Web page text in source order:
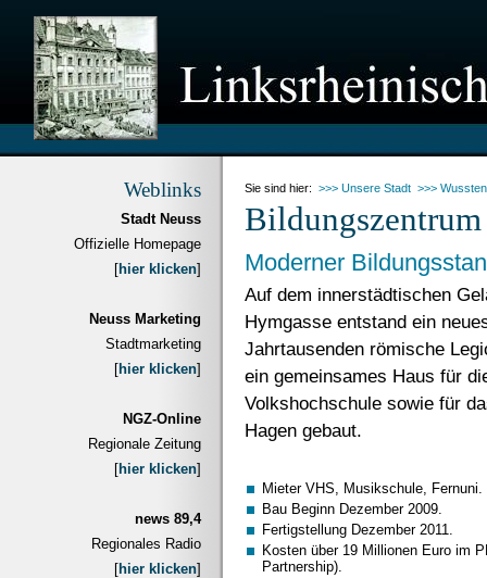
Weblinks
Stadt Neuss
Offizielle Homepage
[hier klicken]
Neuss Marketing
Stadtmarketing
[hier klicken]
NGZ-Online
Regionale Zeitung
[hier klicken]
news 89,4
Regionales Radio
[hier klicken]
Sie sind hier: >>> Unsere Stadt >>>
Moderner
Auf dem innerstädtischen
Hymgasse entstand ein
Jahrtausenden römische
ein gemeinsames Haus für
Volkshochschule sowie für
Hagen gebaut.
Mieter VHS, Musikschule, Fernuni.
Bau Beginn Dezember 2009.
Fertigstellung Dezember 2011.
Kosten über 19 Millionen Euro im
Partnership).